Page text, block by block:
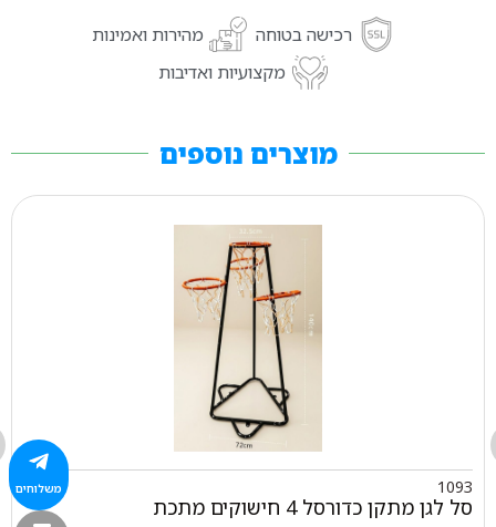
רכישה בטוחה
מהירות ואמינות
מקצועיות ואדיבות
מוצרים נוספים
1093
סל לגן מתקן כדורסל 4 חישוקים מתכת
משלוחים